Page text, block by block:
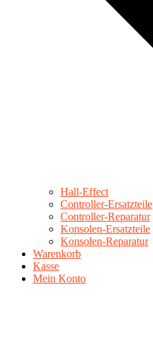
Hall-Effect
Controller-Ersatzteile
Controller-Reparatur
Konsolen-Ersatzteile
Konsolen-Reparatur
Warenkorb
Kasse
Mein Konto